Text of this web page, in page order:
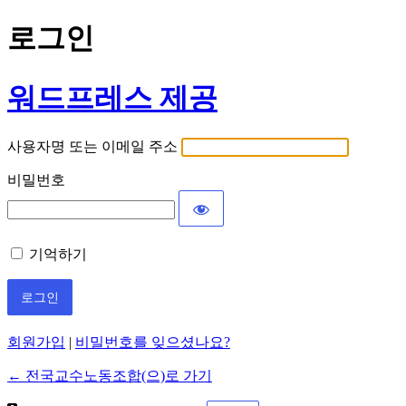
로그인
워드프레스 제공
사용자명 또는 이메일 주소
비밀번호
기억하기
회원가입 | 비밀번호를 잊으셨나요?
← 전국교수노동조합(으)로 가기